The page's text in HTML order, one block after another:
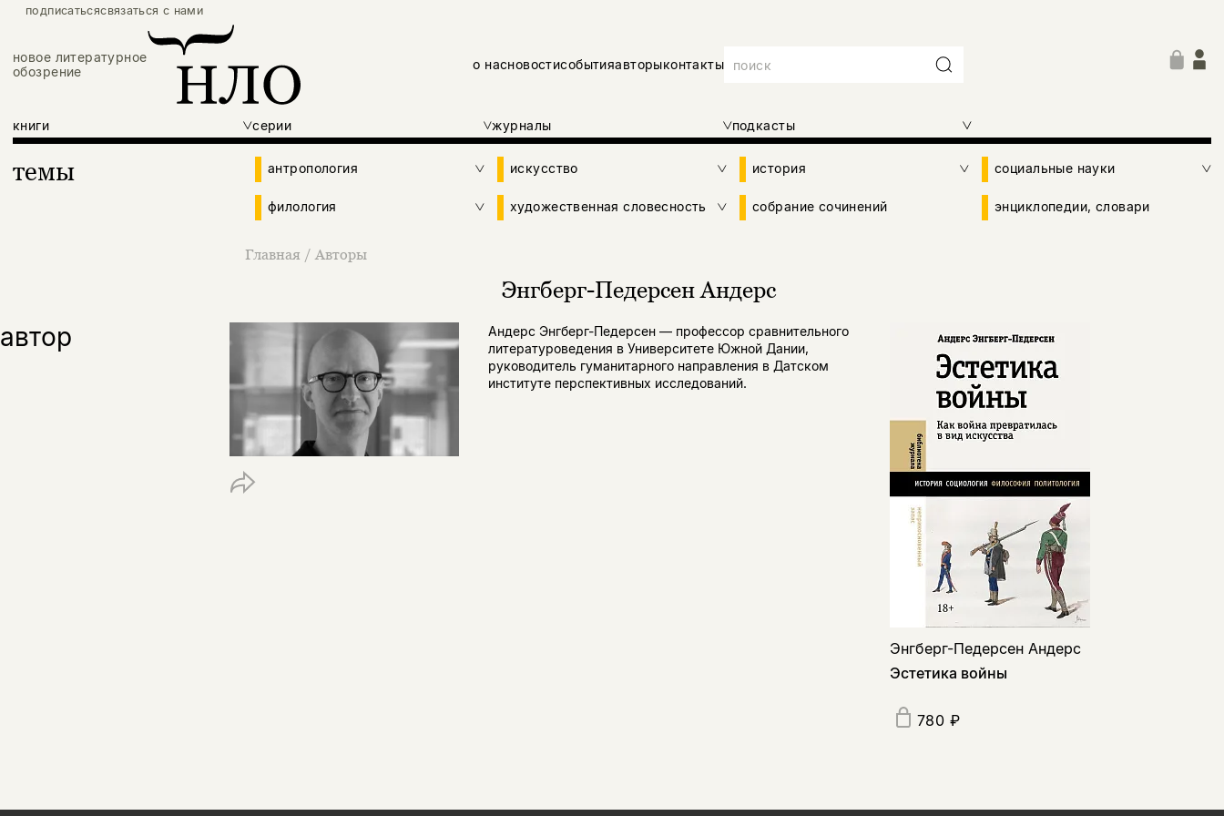
подписатьсясвязаться с нами
новое литературное
обозрение
о насновостисобытияавторыконтакты
книги серии журналы подкасты
темы антропология искусство история социальные науки
филология художественная словесность собрание сочинений энциклопедии, словари
Главная / Авторы
Энгберг-Педерсен Андерс
автор
Андерс Энгберг-Педерсен — профессор сравнительного
литературоведения в Университете Южной Дании,
руководитель гуманитарного направления в Датском
институте перспективных исследований.
Энгберг-Педерсен Андерс
Эстетика войны
780 ₽